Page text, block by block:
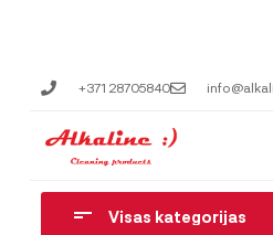
+371 28705840
Visas kategorijas